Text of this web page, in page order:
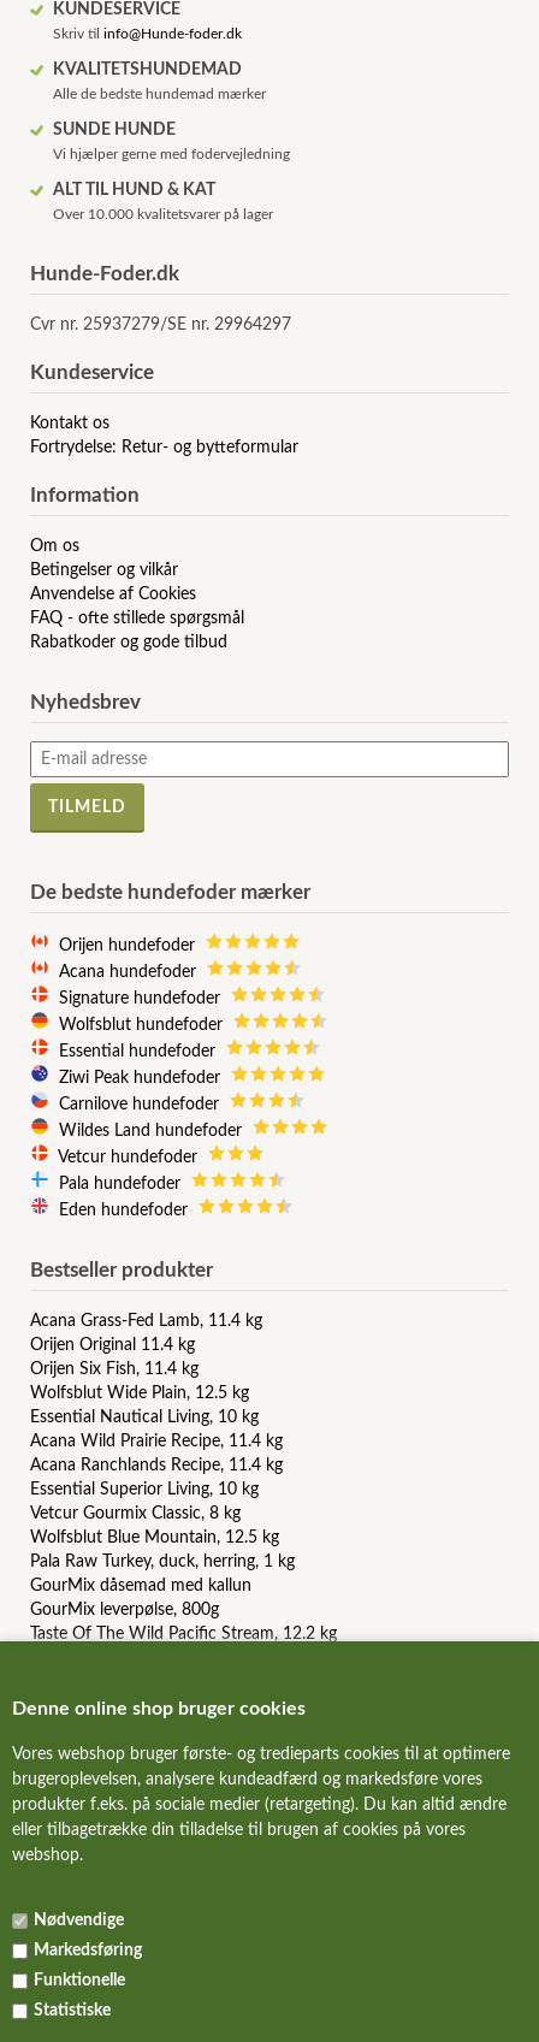
Denne online shop bruger cookies
Vores webshop bruger første- og tredieparts cookies til at optimere
brugeroplevelsen, analysere kundeadfærd og markedsføre vores
produkter f.eks. på sociale medier (retargeting). Du kan altid ændre
eller tilbagetrække din tilladelse til brugen af cookies på vores
webshop.
Nødvendige
Markedsføring
Funktionelle
Statistiske
KUNDESERVICE
Skriv tilinfo@Hunde-foder.dk
KVALITETSHUNDEMAD
Alle de bedste hundemad mærker
SUNDE HUNDE
Vi hjælper gerne med fodervejledning
ALT TIL HUND & KAT
Over 10.000 kvalitetsvarer på lager
Hunde-Foder.dk
Cvr nr. 25937279/SE nr. 29964297
Kundeservice
Kontakt os
Fortrydelse: Retur- og bytteformular
Information
Om os
Betingelser og vilkår
Anvendelse af Cookies
FAQ - ofte stillede spørgsmål
Rabatkoder og gode tilbud
Nyhedsbrev
De bedste hundefoder mærker
Orijen hundefoder
Acana hundefoder
Signature hundefoder
Wolfsblut hundefoder
Essential hundefoder
Ziwi Peak hundefoder
Carnilove hundefoder
Wildes Land hundefoder
Vetcur hundefoder
Pala hundefoder
Eden hundefoder
Bestseller produkter
Acana Grass-Fed Lamb, 11.4 kg
Orijen Original 11.4 kg
Orijen Six Fish, 11.4 kg
Wolfsblut Wide Plain, 12.5 kg
Essential Nautical Living, 10 kg
Acana Wild Prairie Recipe, 11.4 kg
Acana Ranchlands Recipe, 11.4 kg
Essential Superior Living, 10 kg
Vetcur Gourmix Classic, 8 kg
Wolfsblut Blue Mountain, 12.5 kg
Pala Raw Turkey, duck, herring, 1 kg
GourMix dåsemad med kallun
GourMix leverpølse, 800g
Taste Of The Wild Pacific Stream, 12.2 kg
Acana Light And Fit Recipe, 11.4 kg
Essential The Beginning Paté
FORSIDE
VILKÅR
TILBUD